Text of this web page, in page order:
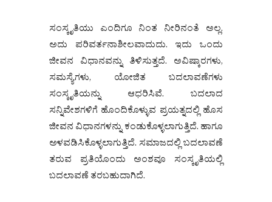
ಸಂಸ್ಕೃತಿಯು ಎಂದಿಗೂ ನಿಂತ ನೀರಿನಂತೆ ಅಲ್ಲ.
ಅದು ಪರಿವರ್ತನಾಶೀಲವಾದುದು. ಇದು ಒಂದು
ಜೀವನ ವಿಧಾನವನ್ನು ತಿಳಿಸುತ್ತದೆ. ಅವಿಷ್ಕಾರಗಳು,
ಸಮಸ್ಯೆಗಳು, ಯೋಜಿತ ಬದಲಾವಣೆಗಳು
ಸಂಸ್ಕೃತಿಯನ್ನು ಆಧರಿಸಿವೆ. ಬದಲಾದ
ಸನ್ನಿವೇಶಗಳಿಗೆ ಹೊಂದಿಕೊಳ್ಳುವ ಪ್ರಯತ್ನದಲ್ಲಿ ಹೊಸ
ಜೀವನ ವಿಧಾನಗಳನ್ನು ಕಂಡುಕೊಳ್ಳಲಾಗುತ್ತಿದೆ. ಹಾಗೂ
ಅಳವಡಿಸಿಕೊಳ್ಳಲಾಗುತ್ತಿದೆ. ಸಮಾಜದಲ್ಲಿ ಬದಲಾವಣೆ
ತರುವ ಪ್ರತಿಯೊಂದು ಅಂಶವೂ ಸಂಸ್ಕೃತಿಯಲ್ಲಿ
ಬದಲಾವಣೆ ತರಬಹುದಾಗಿದೆ.